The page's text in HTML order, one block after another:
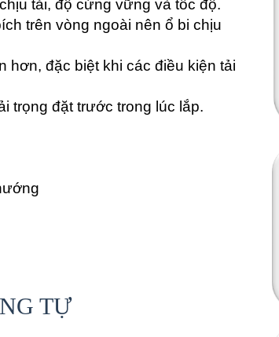
tải, độ cứng vững và tốc độ.
trên vòng ngoài nên ổ bi chịu
hơn, đặc biệt khi các điều kiện tải
trọng đặt trước trong lúc lắp.
TỰ